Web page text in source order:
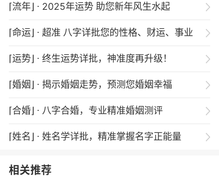
⌈流年⌋ ⋅ 2025年运势 助您新年风生水起
⌈命运⌋ ⋅ 超准 八字详批您的性格、财运、事业
⌈运势⌋ ⋅ 终生运势详批，神准度再升级！
⌈婚姻⌋ ⋅ 揭示婚姻走势，预测您婚姻幸福
⌈合婚⌋ ⋅ 八字合婚，专业精准婚姻测评
⌈姓名⌋ ⋅ 姓名学详批，精准掌握名字正能量
相关推荐